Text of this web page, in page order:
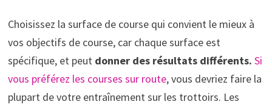
Choisissez la surface de course qui convient le mieux à
vos objectifs de course, car chaque surface est
spécifique, et peut donner des résultats différents. Si
vous préférez les courses sur route, vous devriez faire la
plupart de votre entraînement sur les trottoirs. Les